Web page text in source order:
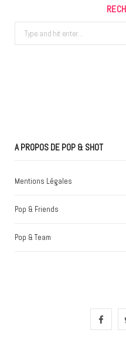
Search
for:
A PROPOS DE POP & SHOT
Mentions Légales
Pop & Friends
Pop & Team
F